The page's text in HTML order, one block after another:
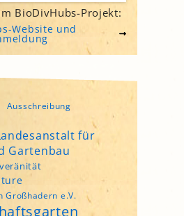
BioDivHubs-Projekt:
Website und
Ausschreibung
für
Gartenbau
Großhadern e.V.